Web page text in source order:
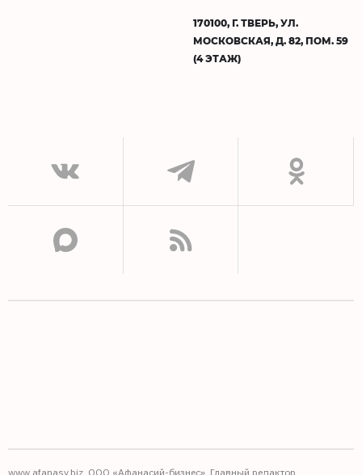
170100, Г. ТВЕРЬ, УЛ.
МОСКОВСКАЯ, Д. 82, ПОМ. 59
(4 ЭТАЖ)
www.afanasy.biz. ООО «Афанасий-бизнес». Главный редактор,